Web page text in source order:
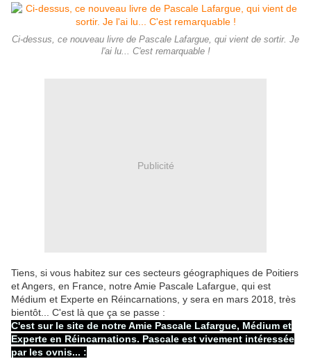
Ci-dessus, ce nouveau livre de Pascale Lafargue, qui vient de sortir. Je
l'ai lu... C'est remarquable !
Publicité
Tiens, si vous habitez sur ces secteurs géographiques de Poitiers
et Angers, en France, notre Amie Pascale Lafargue, qui est
Médium et Experte en Réincarnations, y sera en mars 2018, très
bientôt... C'est là que ça se passe :
C'est sur le site de notre Amie Pascale Lafargue, Médium et
Experte en Réincarnations. Pascale est vivement intéressée
par les ovnis... :